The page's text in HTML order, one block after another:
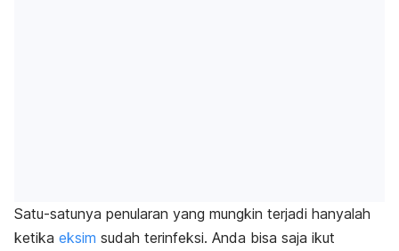
Satu-satunya penularan yang mungkin terjadi hanyalah
ketika eksim sudah terinfeksi. Anda bisa saja ikut